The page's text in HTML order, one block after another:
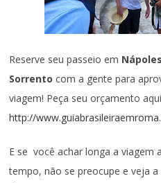
Reserve seu passeio em Nápoles
Sorrento com a gente para
viagem! Peça seu orçamento
http://
E se você achar longa a viagem
tempo, não se preocupe e veja